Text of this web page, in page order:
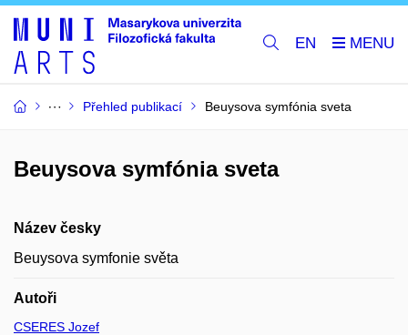
EN
Přehled publikací Beuysova symfónia sveta
Beuysova symfónia sveta
Název česky
Beuysova symfonie světa
Autoři
CSERES Jozef